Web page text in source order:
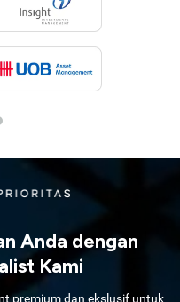
Anda dengan
Kami
premium dan ekslusif untuk